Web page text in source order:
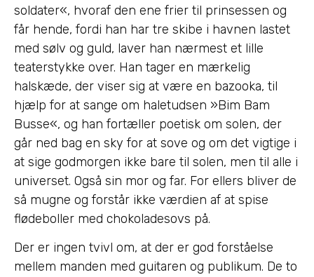
soldater«, hvoraf den ene frier til prinsessen og
får hende, fordi han har tre skibe i havnen lastet
med sølv og guld, laver han nærmest et lille
teaterstykke over. Han tager en mærkelig
halskæde, der viser sig at være en bazooka, til
hjælp for at sange om haletudsen »Bim Bam
Busse«, og han fortæller poetisk om solen, der
går ned bag en sky for at sove og om det vigtige i
at sige godmorgen ikke bare til solen, men til alle i
universet. Også sin mor og far. For ellers bliver de
så mugne og forstår ikke værdien af at spise
flødeboller med chokoladesovs på.
Der er ingen tvivl om, at der er god forståelse
mellem manden med guitaren og publikum. De to